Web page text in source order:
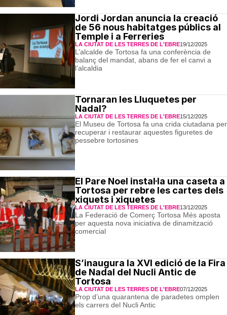
Jordi Jordan anuncia la creació
de 56 nous habitatges públics al
Temple i a Ferreries
LA CIUTAT DE LES TERRES DE L'EBRE19/12/2025
L’alcalde de Tortosa fa una conferència de
balanç del mandat, abans de fer el canvi a
l’alcaldia
Tornaran les Lluquetes per
Nadal?
LA CIUTAT DE LES TERRES DE L'EBRE15/12/2025
El Museu de Tortosa fa una crida ciutadana per
recuperar i restaurar aquestes figuretes de
pessebre tortosines
El Pare Noel instal·la una caseta a
Tortosa per rebre les cartes dels
xiquets i xiquetes
LA CIUTAT DE LES TERRES DE L'EBRE13/12/2025
La Federació de Comerç Tortosa Més aposta
per aquesta nova iniciativa de dinamització
comercial
S’inaugura la XVI edició de la Fira
de Nadal del Nucli Antic de
Tortosa
LA CIUTAT DE LES TERRES DE L'EBRE07/12/2025
Prop d’una quarantena de paradetes omplen
els carrers del Nucli Antic